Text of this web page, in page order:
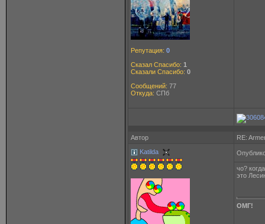
Репутация: 0
Сказал Спасибо: 1
Сказали Спасибо: 0
Сообщений: 77
Откуда: СПб
Автор
RE:
Katilda
чо?
это
ОМГ!